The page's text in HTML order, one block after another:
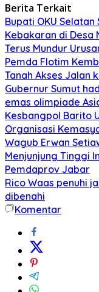
Berita Terkait
Bupati OKU
Kebakaran di Desa
Terus Mundur
Pemda Flotim
Tanah Akses Jalan
Gubernur Sumut
emas olimpiade
Kesbangpol Barito
Organisasi
Wagub Erwan
Menjunjung Tinggi
Pemdaprov Jabar
Rico Waas penuhi
dibenahi
Komentar